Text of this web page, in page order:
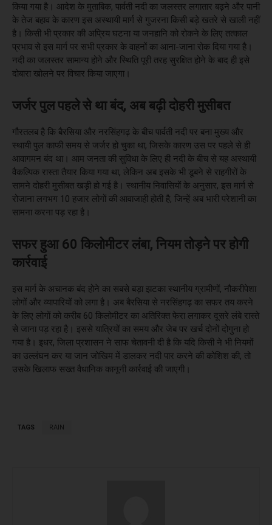
किया गया है। आदेश के मुताबिक, पार्वती नदी का जलस्तर लगातार बढ़ने और पानी
के तेज बहाव के कारण इस अस्थायी मार्ग से गुजरना किसी बड़े खतरे से खाली नहीं
है। किसी भी प्रकार की अप्रिय घटना या जनहानि को रोकने के लिए तत्काल
प्रभाव से इस मार्ग पर सभी प्रकार के वाहनों का आना-जाना रोक दिया गया है।
नदी का जलस्तर सामान्य होने और स्थिति पूरी तरह सुरक्षित होने के बाद ही इसे
दोबारा खोलने पर विचार किया जाएगा।
जर्जर पुल पहले से था बंद, अब बढ़ी दोहरी मुसीबत
गौरतलब है कि बैरसिया और नरसिंहगढ़ के बीच पार्वती नदी पर बना मुख्य और
स्थायी पुल काफी समय से जर्जर हो चुका था, जिसके कारण उस पर पहले से ही
आवागमन बंद था। आम जनता की सुविधा के लिए ही नदी के बीच से यह अस्थायी
वैकल्पिक रास्ता तैयार किया गया था, लेकिन अब इसके भी डूबने से राहगीरों के
सामने दोहरी मुसीबत खड़ी हो गई है। स्थानीय निवासियों के अनुसार, इस मार्ग से
रोजाना लगभग 10 हजार लोगों की आवाजाही होती है, जिन्हें अब भारी परेशानी का
सामना करना पड़ रहा है।
सफर हुआ 60 किलोमीटर लंबा, नियम तोड़ने पर होगी
कार्रवाई
इस मार्ग के अचानक बंद होने का सबसे बड़ा झटका स्थानीय ग्रामीणों, नौकरीपेशा
लोगों और व्यापारियों को लगा है। अब बैरसिया से नरसिंहगढ़ का सफर तय करने
के लिए लोगों को करीब 60 किलोमीटर का अतिरिक्त फेरा लगाकर दूसरे लंबे रास्ते
से जाना पड़ रहा है। इससे यात्रियों का समय और जेब पर खर्च दोनों दोगुना हो
गया है। इधर, जिला प्रशासन ने साफ चेतावनी दी है कि यदि किसी ने भी नियमों
का उल्लंघन कर या जान जोखिम में डालकर नदी पार करने की कोशिश की, तो
उसके खिलाफ सख्त वैधानिक कानूनी कार्रवाई की जाएगी।
TAGS RAIN